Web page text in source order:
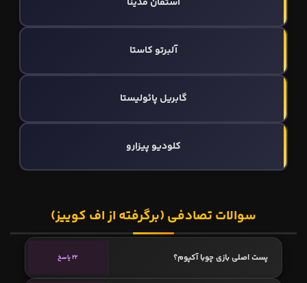
آلبرتو کاستا
گابریل پائولیستا
کلودیو پیزارو
سوالات تصادفی (برگرفته از اف کوییز)
پست اصلی بازی چوبا آکپوم؟ 22 پاسخ